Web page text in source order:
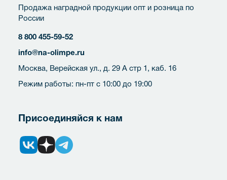
Продажа наградной продукции опт и розница по
России
8 800 455-59-52
info@na-olimpe.ru
Москва, Верейская ул., д. 29 А стр 1, каб. 16
Режим работы: пн-пт с 10:00 до 19:00
Присоединяйся к нам